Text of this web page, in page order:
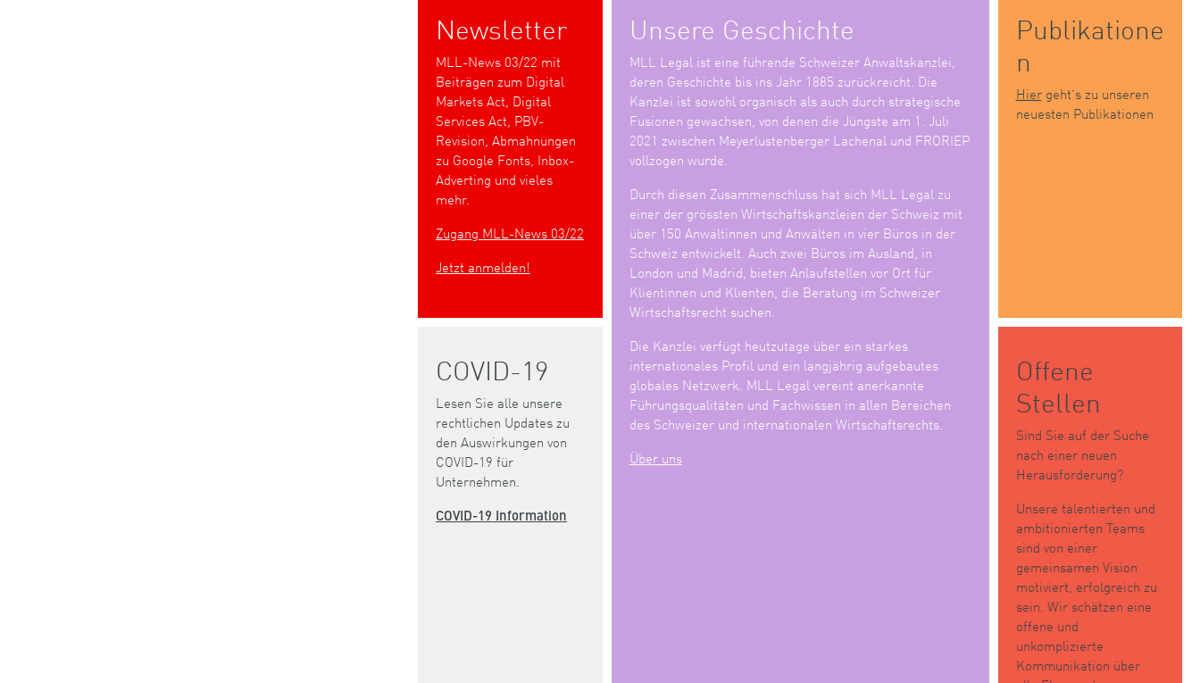
Newsletter
MLL-News 03/22 mit
Beiträgen zum Digital
Markets Act, Digital
Services Act, PBV-
Revision, Abmahnungen
zu Google Fonts, Inbox-
Adverting und vieles
mehr.
Zugang MLL-News 03/22
Jetzt anmelden!
Unsere Geschichte
MLL Legal ist eine führende Schweizer Anwaltskanzlei,
deren Geschichte bis ins Jahr 1885 zurückreicht. Die
Kanzlei ist sowohl organisch als auch durch strategische
Fusionen gewachsen, von denen die Jüngste am 1. Juli
2021 zwischen Meyerlustenberger Lachenal und FRORIEP
vollzogen wurde.
Durch diesen Zusammenschluss hat sich MLL Legal zu
einer der grössten Wirtschaftskanzleien der Schweiz mit
über 150 Anwältinnen und Anwälten in vier Büros in der
Schweiz entwickelt. Auch zwei Büros im Ausland, in
London und Madrid, bieten Anlaufstellen vor Ort für
Klientinnen und Klienten, die Beratung im Schweizer
Wirtschaftsrecht suchen.
Die Kanzlei verfügt heutzutage über ein starkes
internationales Profil und ein langjährig aufgebautes
globales Netzwerk. MLL Legal vereint anerkannte
Führungsqualitäten und Fachwissen in allen Bereichen
des Schweizer und internationalen Wirtschaftsrechts.
Über uns
Publikatione
n
Hiergeht’s zu unseren
neuesten Publikationen
COVID-19
Lesen Sie alle unsere
rechtlichen Updates zu
den Auswirkungen von
COVID-19 für
Unternehmen.
COVID-19 Information
Offene
Stellen
Sind Sie auf der Suche
nach einer neuen
Herausforderung?
Unsere talentierten und
ambitionierten Teams
sind von einer
gemeinsamen Vision
motiviert, erfolgreich zu
sein. Wir schätzen eine
offene und
unkomplizierte
Kommunikation über